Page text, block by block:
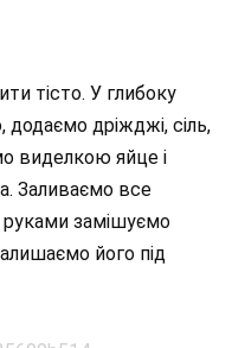
тісто. У глибоку
дріжджі, сіль,
виделкою яйце і
Заливаємо все
замішуємо
його під